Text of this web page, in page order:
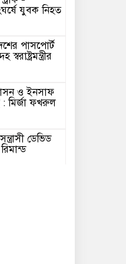
যুবক নিহত
পাসপোর্ট
ও ইনসাফ
: মির্জা ফখরুল
ডেভিড